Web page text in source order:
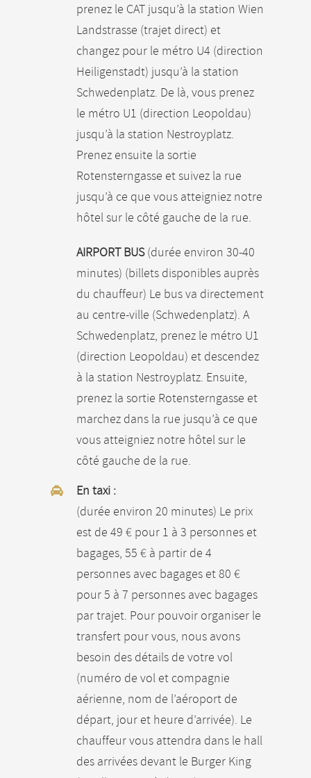
prenez le CAT jusqu’à la station Wien
Landstrasse (trajet direct) et
changez pour le métro U4 (direction
Heiligenstadt) jusqu’à la station
Schwedenplatz. De là, vous prenez
le métro U1 (direction Leopoldau)
jusqu’à la station Nestroyplatz.
Prenez ensuite la sortie
Rotensterngasse et suivez la rue
jusqu’à ce que vous atteigniez notre
hôtel sur le côté gauche de la rue.
AIRPORT BUS(durée environ 30-40
minutes) (billets disponibles auprès
du chauffeur) Le bus va directement
au centre-ville (Schwedenplatz). A
Schwedenplatz, prenez le métro U1
(direction Leopoldau) et descendez
à la station Nestroyplatz. Ensuite,
prenez la sortie Rotensterngasse et
marchez dans la rue jusqu’à ce que
vous atteigniez notre hôtel sur le
côté gauche de la rue.
En taxi :
(durée environ 20 minutes) Le prix
est de 49 € pour 1 à 3 personnes et
bagages, 55 € à partir de 4
personnes avec bagages et 80 €
pour 5 à 7 personnes avec bagages
par trajet. Pour pouvoir organiser le
transfert pour vous, nous avons
besoin des détails de votre vol
(numéro de vol et compagnie
aérienne, nom de l’aéroport de
départ, jour et heure d’arrivée). Le
chauffeur vous attendra dans le hall
des arrivées devant le Burger King